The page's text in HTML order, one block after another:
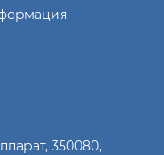
350080,